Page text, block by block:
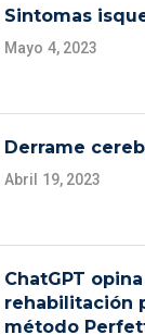
Sintomas
Mayo 4, 2023
Derrame
Abril 19, 2023
ChatGPT
rehabilitación
método